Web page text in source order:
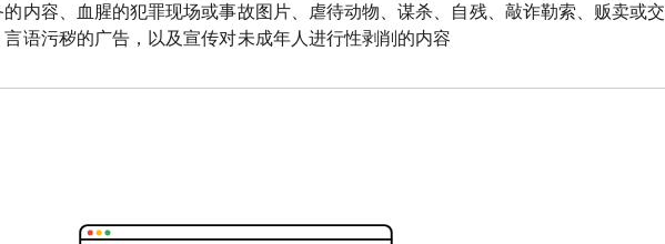
内容、血腥的犯罪现场或事故图片、虐待动物、谋杀、自残、敲诈勒索、贩卖或交
语污秽的广告，以及宣传对未成年人进行性剥削的内容